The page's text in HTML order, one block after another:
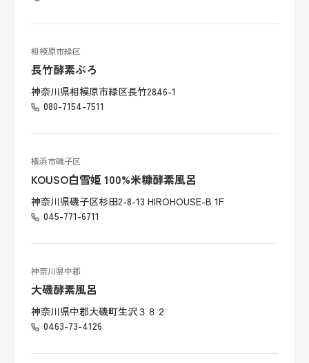
相模原市緑区
長竹酵素ぶろ
神奈川県相模原市緑区長竹2846-1
080-7154-7511
横浜市磯子区
KOUSO白雪姫 100%米糠酵素風呂
神奈川県磯子区杉田2-8-13 HIROHOUSE-B 1F
045-771-6711
神奈川県中郡
大磯酵素風呂
神奈川県中郡大磯町生沢３８２
0463-73-4126